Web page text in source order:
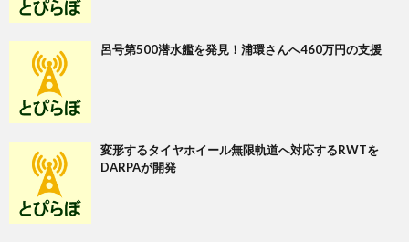
呂号第500潜水艦を発見！浦環さんへ460万円の支援
変形するタイヤホイール無限軌道へ対応するRWTを
DARPAが開発